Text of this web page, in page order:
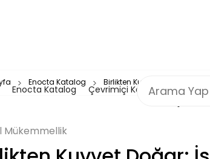
Enocta Katalog Çevrimiçi Katalog
Özel
Enocta Katalog Birlikten Kuvvet Doğar: İş Birliği
Mükemmellik